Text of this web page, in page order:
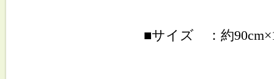
■サイズ ：約